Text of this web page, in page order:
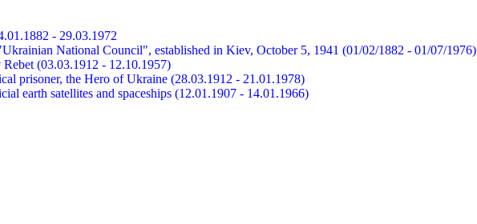
- 29.03.1972
National Council", established in Kiev, October 5, 1941 (01/02/1882 - 01/07/1976)
(03.03.1912 - 12.10.1957)
prisoner, the Hero of Ukraine (28.03.1912 - 21.01.1978)
earth satellites and spaceships (12.01.1907 - 14.01.1966)